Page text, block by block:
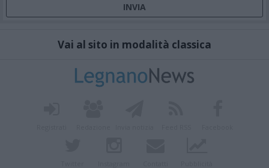
Vai al sito in modalità classica